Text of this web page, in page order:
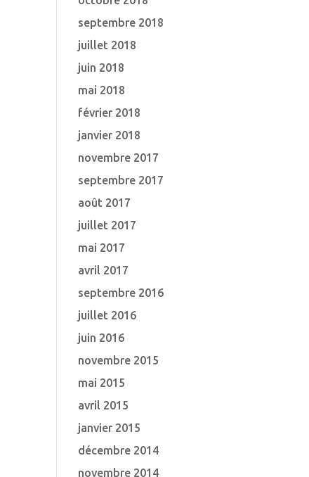
septembre 2018
juillet 2018
juin 2018
mai 2018
février 2018
janvier 2018
novembre 2017
septembre 2017
août 2017
juillet 2017
mai 2017
avril 2017
septembre 2016
juillet 2016
juin 2016
novembre 2015
mai 2015
avril 2015
janvier 2015
décembre 2014
novembre 2014